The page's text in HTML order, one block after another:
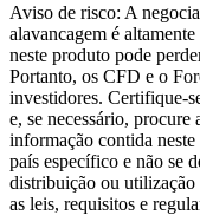
Aviso de risco: A
alavancagem é
neste produto pode
Portanto, os CFD e o
investidores. Certifique-
e, se necessário, procure
informação contida
país específico e não se
distribuição ou
as leis, requisitos e